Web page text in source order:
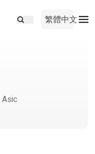
繁體中文
Asic